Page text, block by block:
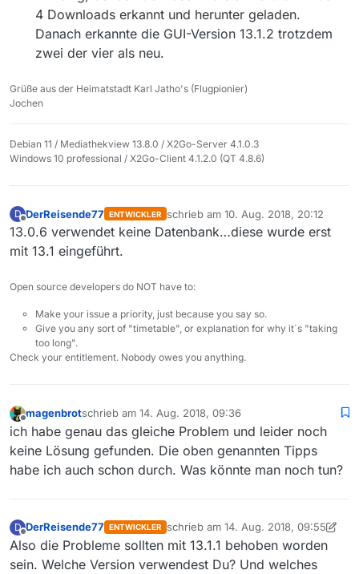
4 Downloads erkannt und herunter geladen.
Danach erkannte die GUI-Version 13.1.2 trotzdem
zwei der vier als neu.
Grüße aus der Heimatstadt Karl Jatho's (Flugpionier)
Jochen
Debian 11 / Mediathekview 13.8.0 / X2Go-Server 4.1.0.3
Windows 10 professional / X2Go-Client 4.1.2.0 (QT 4.8.6)
D
Offline
DerReisende77 ENTWICKLER schrieb am 10. Aug. 2018, 20:12
zuletzt editiert von
13.0.6 verwendet keine Datenbank…diese wurde erst
mit 13.1 eingeführt.
Open source developers do NOT have to:
Make your issue a priority, just because you say so.
Give you any sort of "timetable", or explanation for why it´s "taking
too long".
Check your entitlement. Nobody owes you anything.
Offline
magenbrotschrieb am 14. Aug. 2018, 09:36
zuletzt editiert von
ich habe genau das gleiche Problem und leider noch
keine Lösung gefunden. Die oben genannten Tipps
habe ich auch schon durch. Was könnte man noch tun?
D
Offline
DerReisende77 ENTWICKLER schrieb am 14. Aug. 2018, 09:55
zuletzt editiert von DerReisende77
Also die Probleme sollten mit 13.1.1 behoben worden
sein. Welche Version verwendest Du? Und welches